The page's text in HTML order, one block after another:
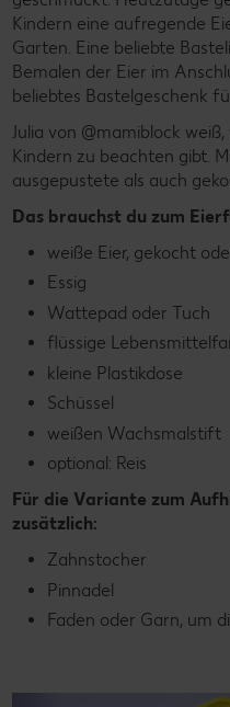
Kindern eine aufregende
Garten. Eine beliebte
Bemalen der Eier im
beliebtes Bastelgeschenk
Julia von @mamiblock
Kindern zu beachten gibt.
ausgepustete als auch
Das brauchst du zum
weiße Eier, gekocht
Essig
Wattepad oder Tuch
flüssige
kleine Plastikdose
Schüssel
weißen Wachsmalstift
optional: Reis
Für die Variante zum
zusätzlich:
Zahnstocher
Pinnadel
Faden oder Garn, um